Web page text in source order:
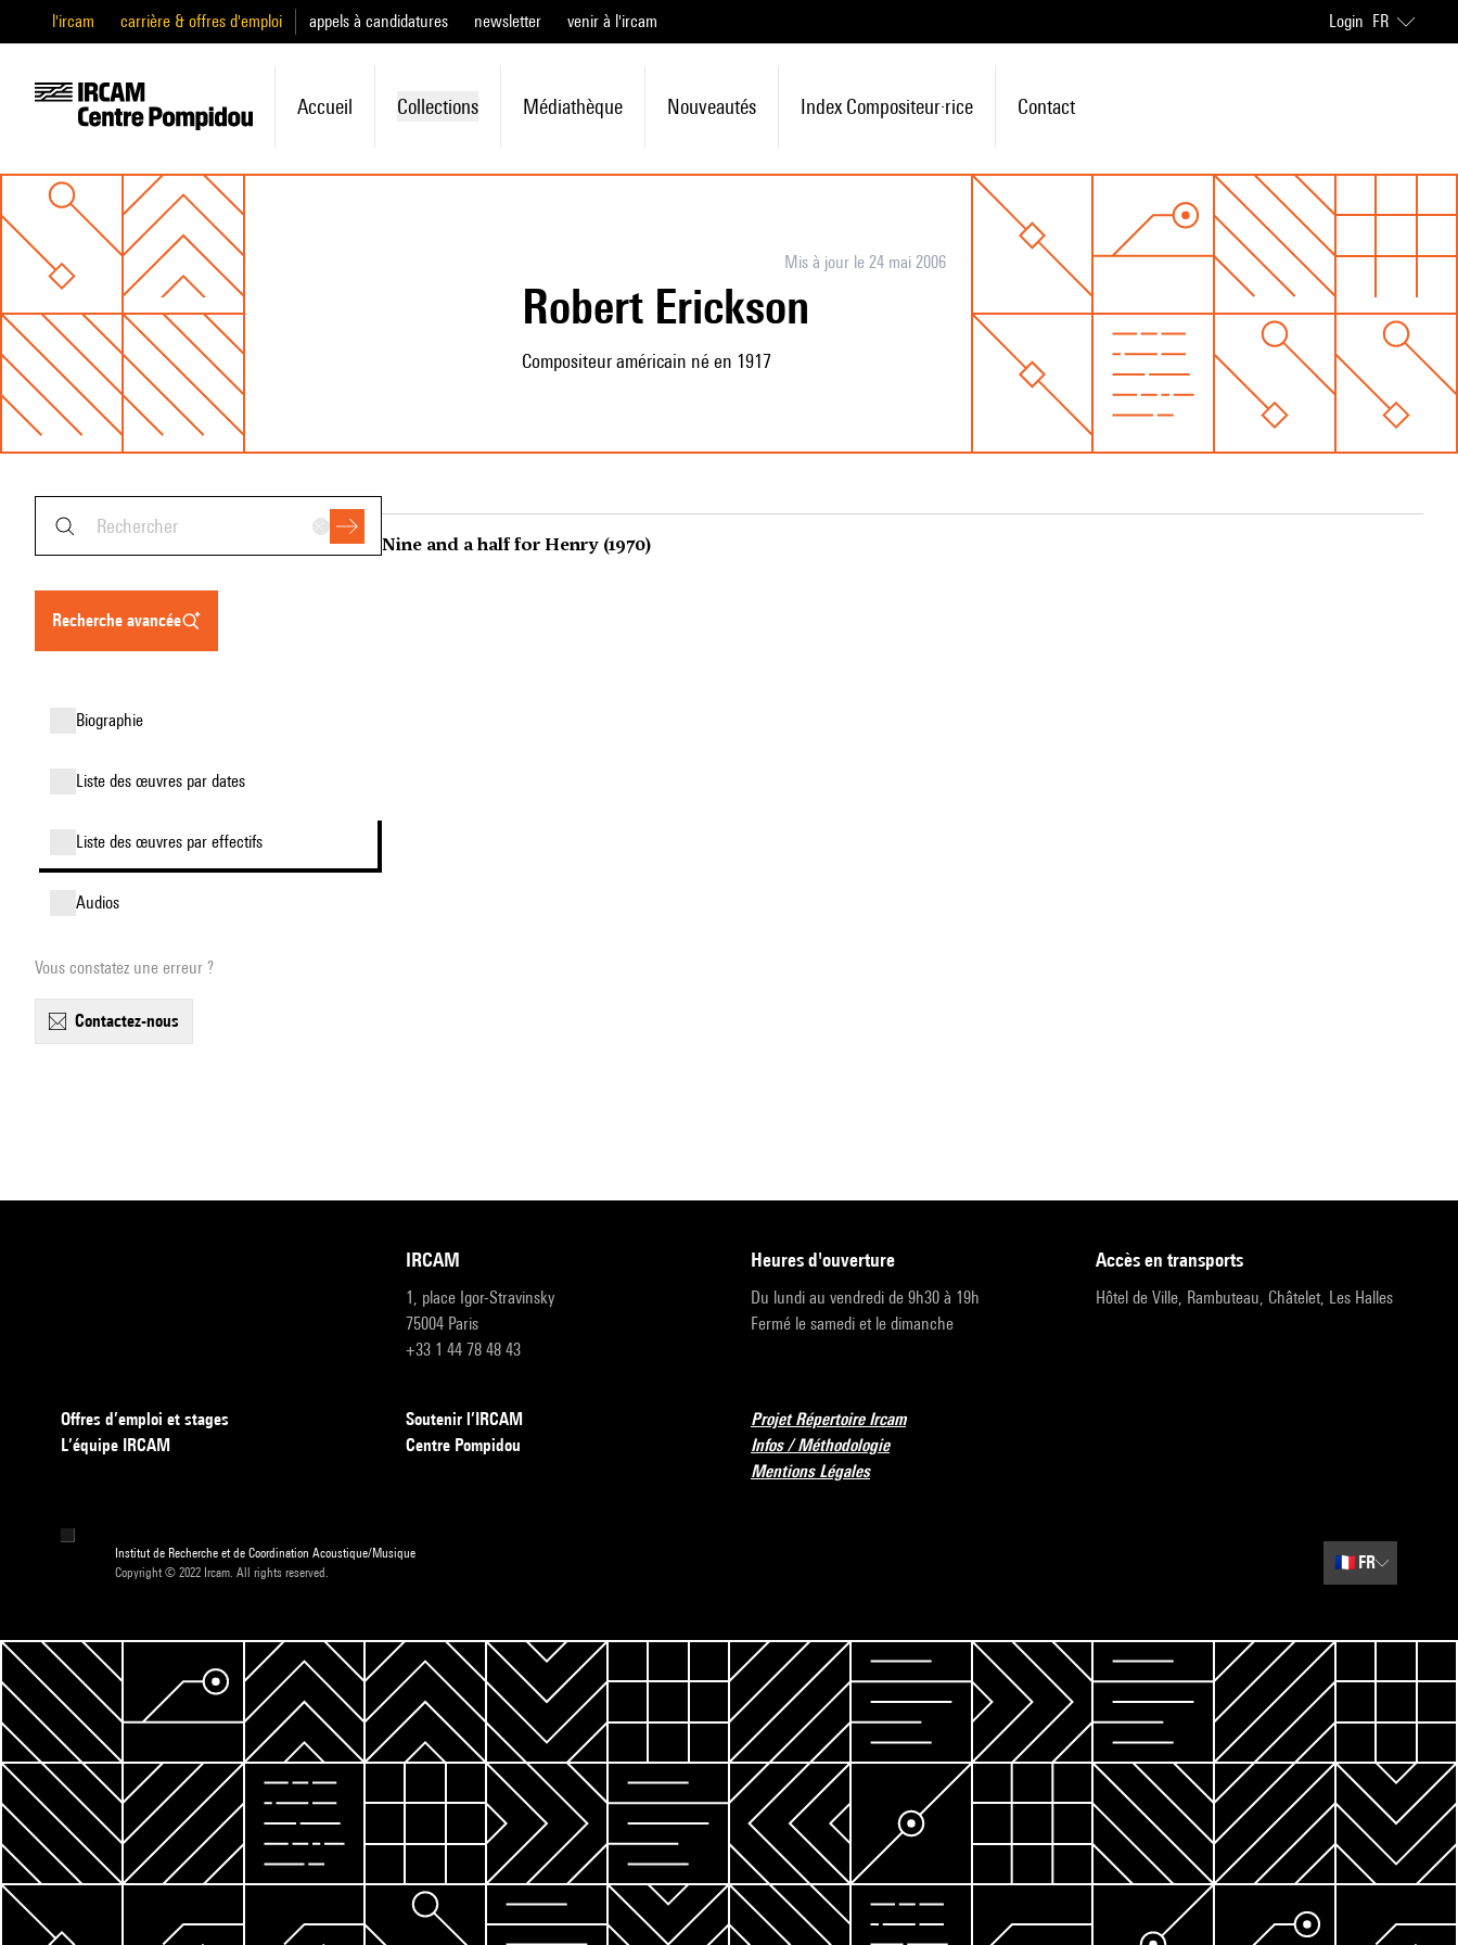
l'ircam carrière & offres d'emploi appels à candidatures newsletter venir à l'ircam Login FR
Accueil Collections Médiathèque Nouveautés Index Compositeur·rice Contact
Mis à jour le 24 mai 2006
Robert Erickson
Compositeur américain né en 1917
recherche avancée
biographie
liste des œuvres par dates
liste des œuvres par effectifs
audios
Vous constatez une erreur ?
contactez-nous
Nine and a half for Henry (1970)
IRCAM
1, place Igor-Stravinsky
75004 Paris
+33 1 44 78 48 43
heures d'ouverture
Du lundi au vendredi de 9h30 à 19h
Fermé le samedi et le dimanche
accès en transports
Hôtel de Ville, Rambuteau, Châtelet, Les Halles
Offres d’emploi et stages
L’équipe IRCAM
Soutenir l’IRCAM
Centre Pompidou
Projet Répertoire Ircam
Infos / Méthodologie
Mentions Légales
Institut de Recherche et de Coordination Acoustique/Musique
Copyright © 2022 Ircam. All rights reserved.
🇫🇷 FR